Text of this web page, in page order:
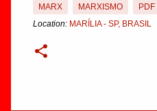
MARX MARXISMO PDF
Location: MARÍLIA - SP, BRASIL